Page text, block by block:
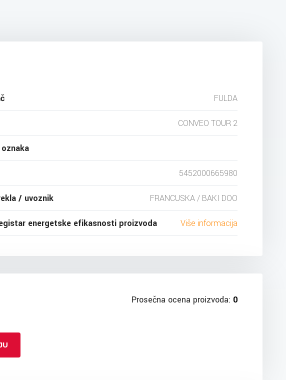
FULDA
CONVEO TOUR 2
5452000665980
/ uvoznik FRANCUSKA / BAKI DOO
energetske efikasnosti proizvoda Više informacija
Prosečna ocena proizvoda: 0